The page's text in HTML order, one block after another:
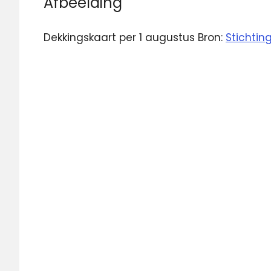
Dekkingskaart per 1 augustus Bron: